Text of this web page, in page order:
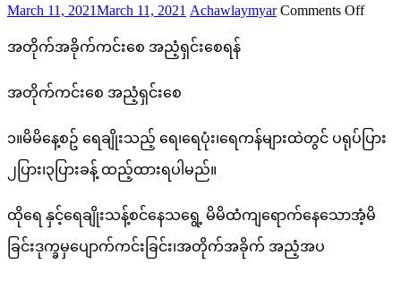
Posted
March 11, 2021March 11, 2021 Author
Achawlaymyar Comments Offon
အညံ့
ရန်
အတိုက်အခိုက်ကင်းစေ အညံ့ရှင်းစေရန်
အတိုက်ကင်းစေ အညံ့ရှင်းစေ
၁။မိမိနေ့စဥ် ရေချိုးသည့် ရေ၊ရေပုံး၊ရေကန်များထဲတွင် ပရုပ်ပြား
၂ပြား၊၃ပြားခန့် ထည့်ထားရပါမည်။
ထိုရေ နှင့်ရေချိုးသန့်စင်နေသရွေ့ မိမိထံကျရောက်နေသောအံ့မိ
ခြင်းဒုက္ခမှပျောက်ကင်းခြင်း၊အတိုက်အခိုက် အညံ့အပ